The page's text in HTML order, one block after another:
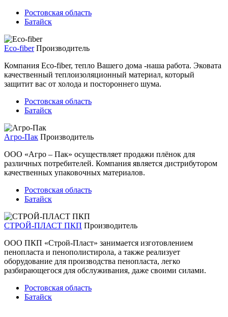
Ростовская область
Батайск
Eco-fiber Производитель
Компания Eco-fiber, тепло Вашего дома -наша работа. Эковата
качественный теплоизоляционный материал, который
защитит вас от холода и постороннего шума.
Ростовская область
Батайск
Агро-Пак Производитель
ООО «Агро – Пак» осуществляет продажи плёнок для
различных потребителей. Компания является дистрибутором
качественных упаковочных материалов.
Ростовская область
Батайск
СТРОЙ-ПЛАСТ ПКП Производитель
ООО ПКП «Строй-Пласт» занимается изготовлением
пенопласта и пенополистирола, а также реализует
оборудование для производства пенопласта, легко
разбирающегося для обслуживания, даже своими силами.
Ростовская область
Батайск